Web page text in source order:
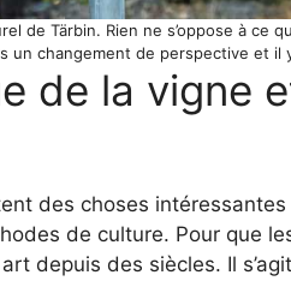
de Tärbin. Rien ne s’oppose à ce
un changement de perspective et
de la vigne
des choses
de culture. Pour que
depuis des siècles. Il